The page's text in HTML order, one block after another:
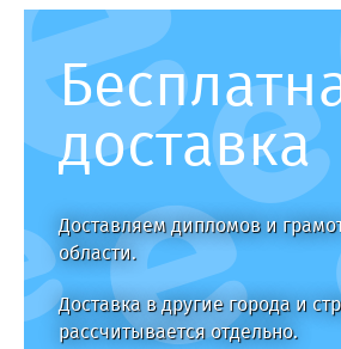
доставка
Доставляем дипломов и
области.
Доставка в другие города и
рассчитывается отдельно.